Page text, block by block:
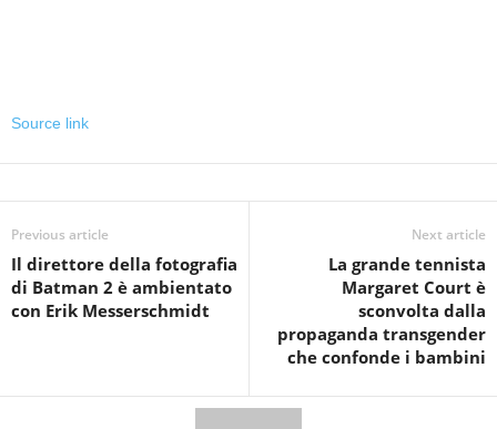
Source link
Previous article
Il direttore della fotografia
di Batman 2 è ambientato
con Erik Messerschmidt
Next article
La grande tennista
Margaret Court è
sconvolta dalla
propaganda transgender
che confonde i bambini